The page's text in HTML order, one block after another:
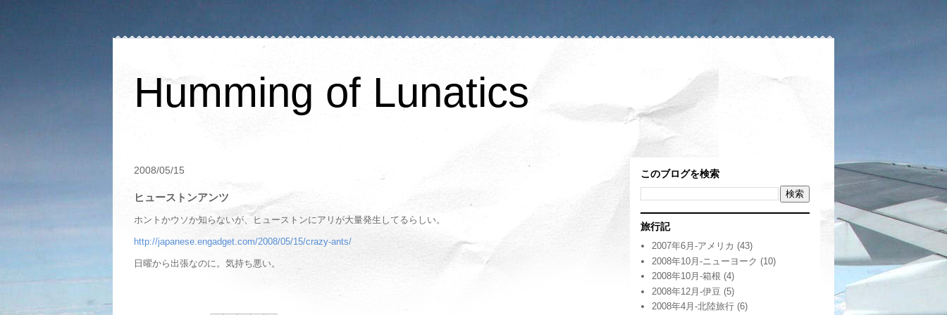
Humming of Lunatics
2008/05/15
ヒューストンアンツ
ホントかウソか知らないが、ヒューストンにアリが大量発生してるらしい。
http://japanese.engadget.com/2008/05/15/crazy-ants/
日曜から出張なのに。気持ち悪い。
このブログを検索
旅行記
2007年6月-アメリカ (43)
2008年10月-ニューヨーク (10)
2008年10月-箱根 (4)
2008年12月-伊豆 (5)
2008年4月-北陸旅行 (6)